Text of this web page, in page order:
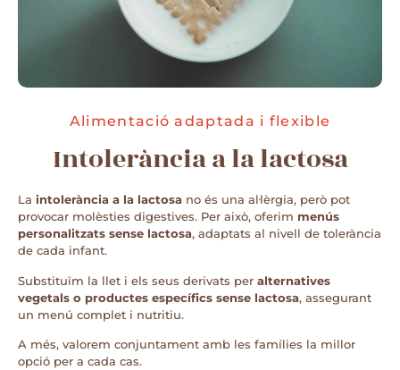
Alimentació adaptada i flexible
Intolerància a la lactosa
La intolerància a la lactosa no és una al·lèrgia, però pot
provocar molèsties digestives. Per això, oferim menús
personalitzats sense lactosa, adaptats al nivell de tolerància
de cada infant.
Substituïm la llet i els seus derivats per alternatives
vegetals o productes específics sense lactosa, assegurant
un menú complet i nutritiu.
A més, valorem conjuntament amb les famílies la millor
opció per a cada cas.